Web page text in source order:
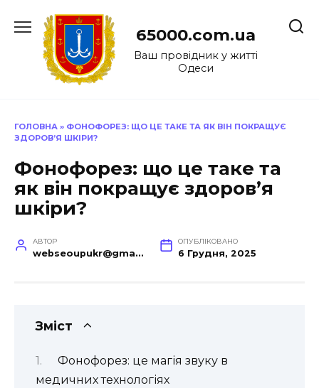
до
65000.com.ua
Ваш провідник у житті
Одеси
ГОЛОВНА » ФОНОФОРЕЗ: ЩО ЦЕ ТАКЕ ТА ЯК ВІН ПОКРАЩУЄ
ЗДОРОВ’Я ШКІРИ?
Фонофорез: що це таке та
як він покращує здоров’я
шкіри?
АВТОР
webseoupukr@gmail.com
ОПУБЛІКОВАНО
6 Грудня, 2025
Зміст
Фонофорез: це магія звуку в
медичних технологіях